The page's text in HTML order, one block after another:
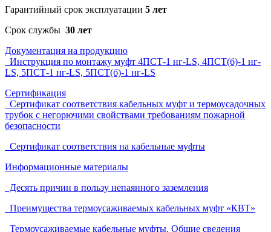
Гарантийный срок эксплуатации 5 лет
Срок службы 30 лет
Документация на продукцию
Инструкция по монтажу муфт 4ПСТ-1 нг-LS, 4ПСТ(б)-1 нг-
LS, 5ПСТ-1 нг-LS, 5ПСТ(б)-1 нг-LS
Сертификация
Сертификат соответствия кабельных муфт и термоусадочных
трубок с негорючими свойствами требованиям пожарной
безопасности
Сертификат соответствия на кабельные муфты
Информационные материалы
Десять причин в пользу непаянного заземления
Преимущества термоусаживаемых кабельных муфт «КВТ»
Термоусаживаемые кабельные муфты. Общие сведения